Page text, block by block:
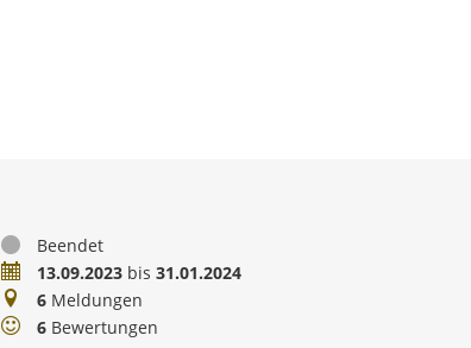
StatusBeendet
Zeitraum13.09.2023 bis31.01.2024
Meldungen
6 Meldungen
Bewertungen
6 Bewertungen